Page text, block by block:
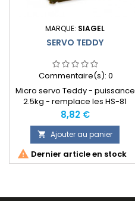
MARQUE: SIAGEL
SERVO TEDDY
Commentaire(s): 0
Micro servo Teddy - puissance
2.5kg - remplace les HS-81
Hitec
Prix
8,82 €
 Ajouter au panier
 Dernier article en stock